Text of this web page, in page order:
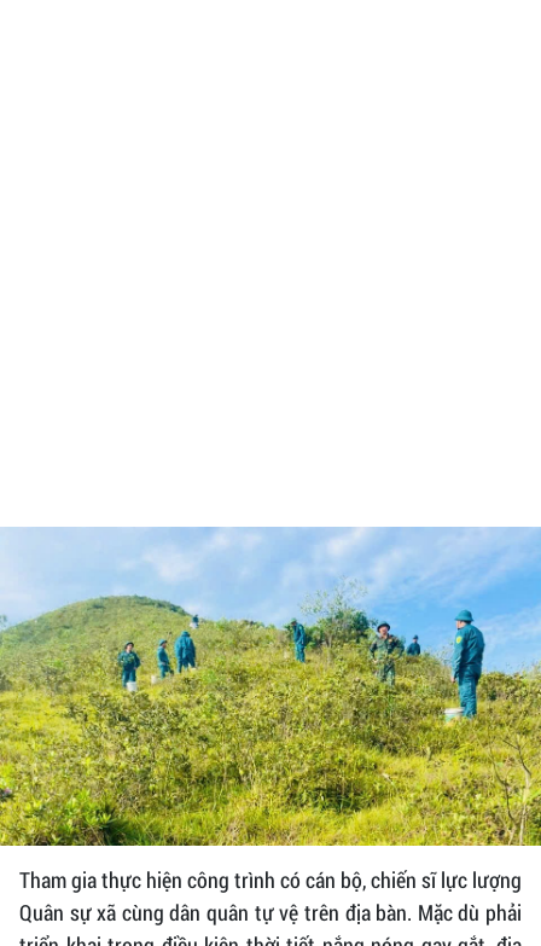
Tham gia thực hiện công trình có cán bộ, chiến sĩ lực lượng
Quân sự xã cùng dân quân tự vệ trên địa bàn. Mặc dù phải